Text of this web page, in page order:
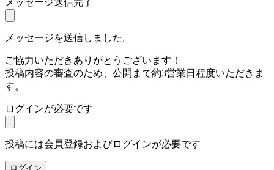
メッセージ送信完了
メッセージを送信しました。
ご協力いただきありがとうございます！
投稿内容の審査のため、公開まで約3営業日程度いただきま
す。
ログインが必要です
投稿には会員登録およびログインが必要です
ログイン